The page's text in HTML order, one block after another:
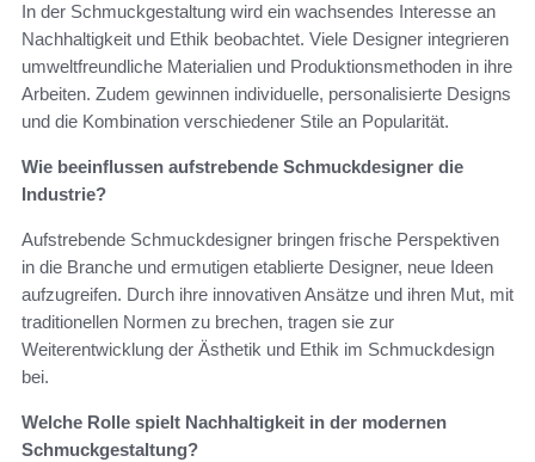
In der Schmuckgestaltung wird ein wachsendes Interesse an
Nachhaltigkeit und Ethik beobachtet. Viele Designer integrieren
umweltfreundliche Materialien und Produktionsmethoden in ihre
Arbeiten. Zudem gewinnen individuelle, personalisierte Designs
und die Kombination verschiedener Stile an Popularität.
Wie beeinflussen aufstrebende Schmuckdesigner die
Industrie?
Aufstrebende Schmuckdesigner bringen frische Perspektiven
in die Branche und ermutigen etablierte Designer, neue Ideen
aufzugreifen. Durch ihre innovativen Ansätze und ihren Mut, mit
traditionellen Normen zu brechen, tragen sie zur
Weiterentwicklung der Ästhetik und Ethik im Schmuckdesign
bei.
Welche Rolle spielt Nachhaltigkeit in der modernen
Schmuckgestaltung?